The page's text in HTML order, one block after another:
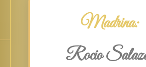
Madrina:
Rocio